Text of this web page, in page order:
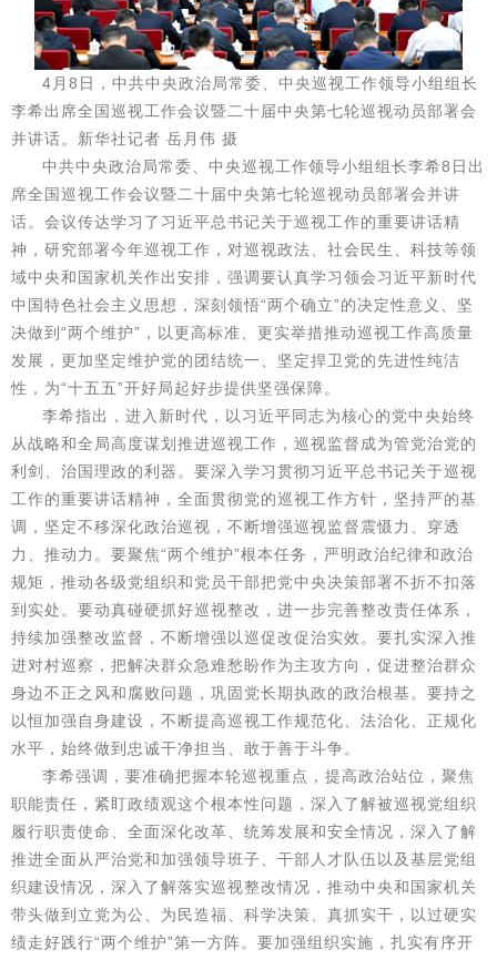
4月8日，中共中央政治局常委、中央巡视工作领导小组组长
李希出席全国巡视工作会议暨二十届中央第七轮巡视动员部署会
并讲话。新华社记者 岳月伟 摄
中共中央政治局常委、中央巡视工作领导小组组长李希8日出
席全国巡视工作会议暨二十届中央第七轮巡视动员部署会并讲
话。会议传达学习了习近平总书记关于巡视工作的重要讲话精
神，研究部署今年巡视工作，对巡视政法、社会民生、科技等领
域中央和国家机关作出安排，强调要认真学习领会习近平新时代
中国特色社会主义思想，深刻领悟“两个确立”的决定性意义、坚
决做到“两个维护”，以更高标准、更实举措推动巡视工作高质量
发展，更加坚定维护党的团结统一、坚定捍卫党的先进性纯洁
性，为“十五五”开好局起好步提供坚强保障。
李希指出，进入新时代，以习近平同志为核心的党中央始终
从战略和全局高度谋划推进巡视工作，巡视监督成为管党治党的
利剑、治国理政的利器。要深入学习贯彻习近平总书记关于巡视
工作的重要讲话精神，全面贯彻党的巡视工作方针，坚持严的基
调，坚定不移深化政治巡视，不断增强巡视监督震慑力、穿透
力、推动力。要聚焦“两个维护”根本任务，严明政治纪律和政治
规矩，推动各级党组织和党员干部把党中央决策部署不折不扣落
到实处。要动真碰硬抓好巡视整改，进一步完善整改责任体系，
持续加强整改监督，不断增强以巡促改促治实效。要扎实深入推
进对村巡察，把解决群众急难愁盼作为主攻方向，促进整治群众
身边不正之风和腐败问题，巩固党长期执政的政治根基。要持之
以恒加强自身建设，不断提高巡视工作规范化、法治化、正规化
水平，始终做到忠诚干净担当、敢于善于斗争。
李希强调，要准确把握本轮巡视重点，提高政治站位，聚焦
职能责任，紧盯政绩观这个根本性问题，深入了解被巡视党组织
履行职责使命、全面深化改革、统筹发展和安全情况，深入了解
推进全面从严治党和加强领导班子、干部人才队伍以及基层党组
织建设情况，深入了解落实巡视整改情况，推动中央和国家机关
带头做到立党为公、为民造福、科学决策、真抓实干，以过硬实
绩走好践行“两个维护”第一方阵。要加强组织实施，扎实有序开